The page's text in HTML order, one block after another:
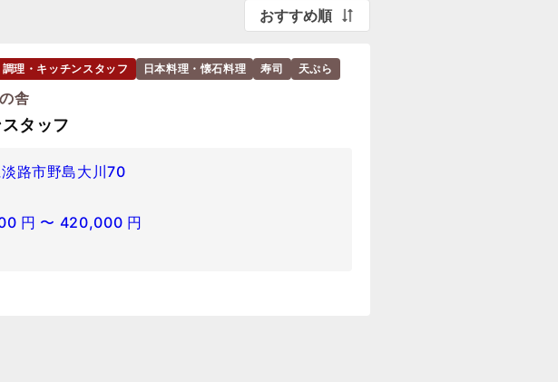
おすすめ順
調理・キッチンスタッフ 日本料理・懐石料理 寿司 天ぷら
舎
タッフ
路市野島大川70
円 〜 420,000 円